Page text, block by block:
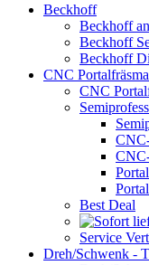
Beckhoff
Beckhoff
Beckhoff
Beckhoff
CNC
CNC
Best Deal
Service
Dreh/Schwenk -